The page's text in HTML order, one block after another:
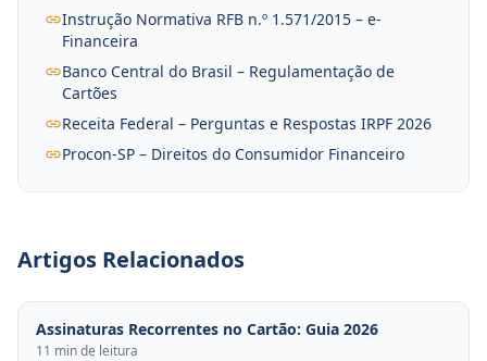
Instrução Normativa RFB n.º 1.571/2015 – e-
Financeira
Banco Central do Brasil – Regulamentação de
Cartões
Receita Federal – Perguntas e Respostas IRPF 2026
Procon-SP – Direitos do Consumidor Financeiro
Artigos Relacionados
Assinaturas Recorrentes no Cartão: Guia 2026
11 min de leitura